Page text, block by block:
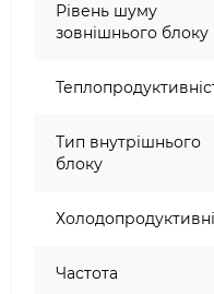
Рівень шуму
зовнішнього блоку
Тип внутрішнього
блоку
Частота